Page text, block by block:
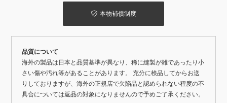
本物補償制度
品質について
海外の製品は日本と品質基準が異なり、稀に縫製が雑であったり小
さい傷や汚れ等があることがあります。 充分に検品してからお送
りしておりますが、海外の正規店で欠陥品と認められない程度の不
具合については返品の対象になりませんので予めご了承ください。